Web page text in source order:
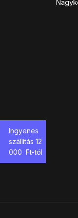
Ingyenes
szállítás 12
000 Ft-tól